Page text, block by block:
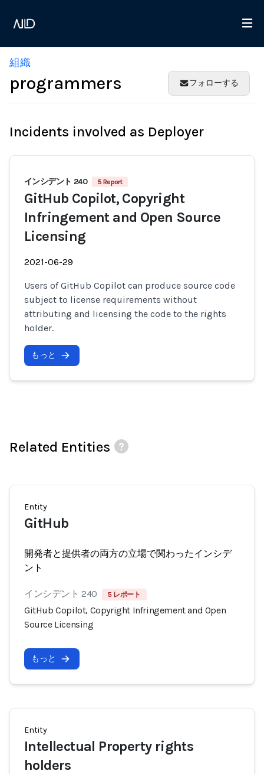
組織
programmers フォローする
Incidents involved as Deployer
インシデント 240 5 Report
GitHub Copilot, Copyright
Infringement and Open Source
Licensing
2021-06-29
Users of GitHub Copilot can produce source code
subject to license requirements without
attributing and licensing the code to the rights
holder.
もっと
Related Entities
Entity
GitHub
開発者と提供者の両方の立場で関わったインシデ
ント
インシデント 240 5 レポート
GitHub Copilot, Copyright Infringement and Open
Source Licensing
もっと
Entity
Intellectual Property rights
holders